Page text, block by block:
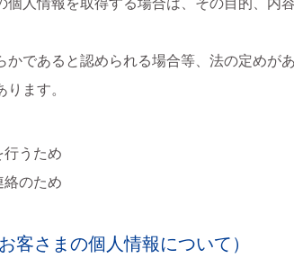
個人情報を取得する場合は、その目的、内
であると認められる場合等、法の定めが
ます。
行うため
絡のため
客さまの個人情報について）